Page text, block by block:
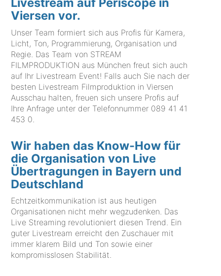
Livestream auf Periscope in
Viersen vor.
Unser Team formiert sich aus Profis für Kamera,
Licht, Ton, Programmierung, Organisation und
Regie. Das Team von STREAM
FILMPRODUKTION aus München freut sich auch
auf Ihr Livestream Event! Falls auch Sie nach der
besten Livestream Filmproduktion in Viersen
Ausschau halten, freuen sich unsere Profis auf
Ihre Anfrage unter der Telefonnummer 089 41 41
453 0
Wir haben das Know-How für
die Organisation von Live
Übertragungen in Bayern und
Deutschland
Echtzeitkommunikation ist aus heutigen
Organisationen nicht mehr wegzudenken. Das
Live Streaming revolutioniert diesen Trend. Ein
guter Livestream erreicht den Zuschauer mit
immer klarem Bild und Ton sowie einer
kompromisslosen Stabilität.